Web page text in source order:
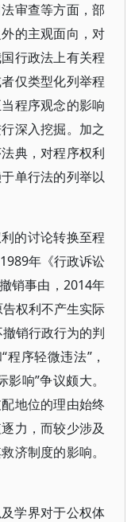
审查等方面，部
的主观面向，对
行政法上有关程
仅类型化列举程
程序观念的影响
深入挖掘。加之
典，对程序权利
单行法的列举以
的讨论转换至程
年《行政诉讼
销事由，2014年
权利不产生实际
销行政行为的判
序轻微违法”，
响”争议颇大。
地位的理由始终
力，而较少涉及
济制度的影响。
学界对于公权体